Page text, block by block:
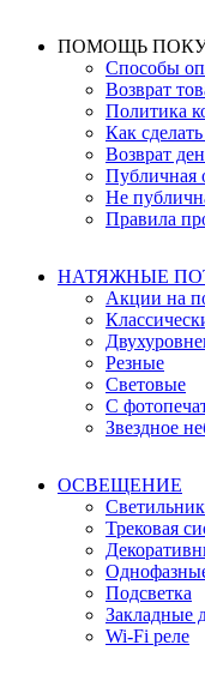
ПОМОЩЬ
Способы
Возврат
Политика
Как сделать
Возврат
Публичная
Не
Правила
НАТЯЖНЫЕ
Акции на
Резные
Световые
С
Звездное
ОСВЕЩЕНИЕ
Трековая
Подсветка
Закладные
Wi-Fi реле